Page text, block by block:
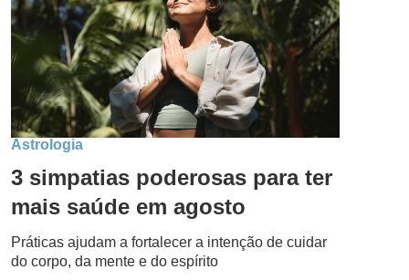
Astrologia
3 simpatias poderosas para ter
mais saúde em agosto
Práticas ajudam a fortalecer a intenção de cuidar
do corpo, da mente e do espírito